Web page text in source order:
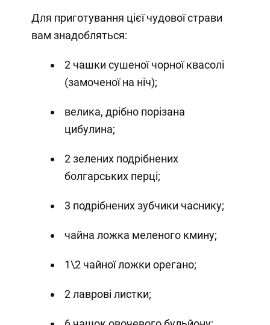
Для приготування цієї чудової страви
вам знадобляться:
2 чашки сушеної чорної квасолі
(замоченої на ніч);
велика, дрібно порізана
цибулина;
2 зелених подрібнених
болгарських перці;
3 подрібнених зубчики часнику;
чайна ложка меленого кмину;
1\2 чайної ложки орегано;
2 лаврові листки;